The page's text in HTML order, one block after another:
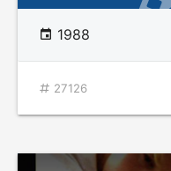
1988
27126